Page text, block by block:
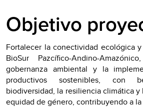
Objetivo
Fortalecer la conectividad ecológica
BioSur Pazcífico-Andino-
gobernanza ambiental y la
productivos sostenibles, con
biodiversidad, la resiliencia climática
equidad de género, contribuyendo a